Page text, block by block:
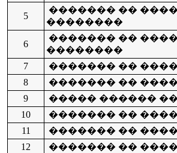
5
������� ��
��������
6
������� ��
��������
7
������� ��
8
������� ��
9
����� ������
10
������� ��
11
������� ��
12
������� ��